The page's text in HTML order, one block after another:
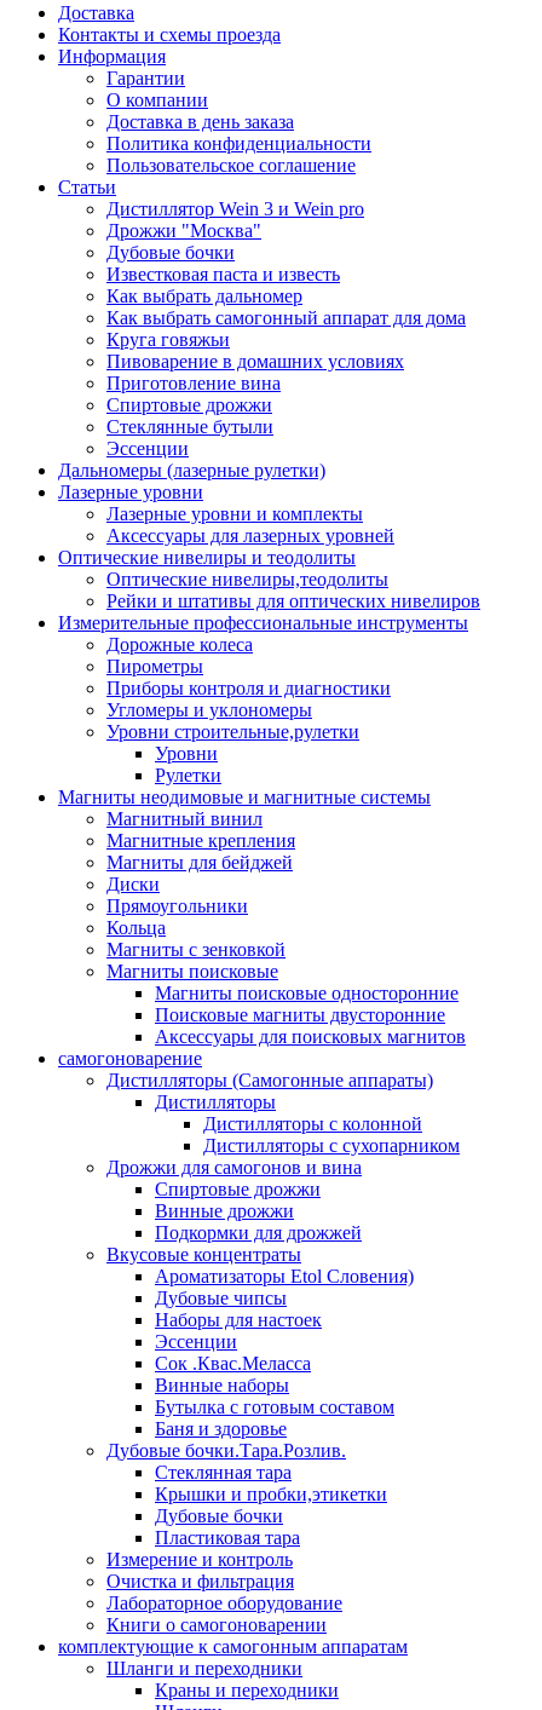
Доставка
Контакты и схемы проезда
Информация
Гарантии
О компании
Доставка в день заказа
Политика конфиденциальности
Пользовательское соглашение
Статьи
Дистиллятор Wein 3 и Wein pro
Дрожжи "Москва"
Дубовые бочки
Известковая паста и известь
Как выбрать дальномер
Как выбрать самогонный аппарат для дома
Круга говяжьи
Пивоварение в домашних условиях
Приготовление вина
Спиртовые дрожжи
Стеклянные бутыли
Эссенции
Дальномеры (лазерные рулетки)
Лазерные уровни
Лазерные уровни и комплекты
Аксессуары для лазерных уровней
Оптические нивелиры и теодолиты
Оптические нивелиры,теодолиты
Рейки и штативы для оптических нивелиров
Измерительные профессиональные инструменты
Дорожные колеса
Пирометры
Приборы контроля и диагностики
Угломеры и уклономеры
Уровни строительные,рулетки
Уровни
Рулетки
Магниты неодимовые и магнитные системы
Магнитный винил
Магнитные крепления
Магниты для бейджей
Диски
Прямоугольники
Кольца
Магниты с зенковкой
Магниты поисковые
Магниты поисковые односторонние
Поисковые магниты двусторонние
Аксессуары для поисковых магнитов
самогоноварение
Дистилляторы (Самогонные аппараты)
Дистилляторы
Дистилляторы с колонной
Дистилляторы с сухопарником
Дрожжи для самогонов и вина
Спиртовые дрожжи
Винные дрожжи
Подкормки для дрожжей
Вкусовые концентраты
Ароматизаторы Etol Словения)
Дубовые чипсы
Наборы для настоек
Эссенции
Сок .Квас.Меласса
Винные наборы
Бутылка с готовым составом
Баня и здоровье
Дубовые бочки.Тара.Розлив.
Стеклянная тара
Крышки и пробки,этикетки
Дубовые бочки
Пластиковая тара
Измерение и контроль
Очистка и фильтрация
Лабораторное оборудование
Книги о самогоноварении
комплектующие к самогонным аппаратам
Шланги и переходники
Краны и переходники